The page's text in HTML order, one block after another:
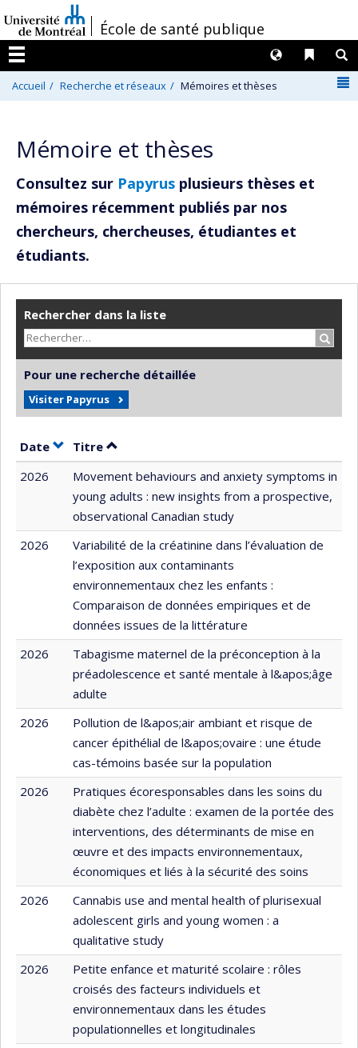
au
contenu
/École de santé publique
Menu
Liens
Langues
Accueil Recherche et réseaux Mémoires et thèses
Mémoire et thèses
Consultez sur Papyrus plusieurs thèses et
mémoires récemment publiés par nos
chercheurs, chercheuses, étudiantes et
étudiants.
Rechercher dans la liste
Pour une recherche détaillée
Visiter Papyrus
Date Trier par date en ordre croissant
Titre Trier par titre en ordre croissant
2026
Movement behaviours and anxiety symptoms in
young adults : new insights from a prospective,
observational Canadian study
2026
Variabilité de la créatinine dans l’évaluation de
l’exposition aux contaminants
environnementaux chez les enfants :
Comparaison de données empiriques et de
données issues de la littérature
2026
Tabagisme maternel de la préconception à la
préadolescence et santé mentale à l&apos;âge
adulte
2026
Pollution de l&apos;air ambiant et risque de
cancer épithélial de l&apos;ovaire : une étude
cas-témoins basée sur la population
2026
Pratiques écoresponsables dans les soins du
diabète chez l’adulte : examen de la portée des
interventions, des déterminants de mise en
œuvre et des impacts environnementaux,
économiques et liés à la sécurité des soins
2026
Cannabis use and mental health of plurisexual
adolescent girls and young women : a
qualitative study
2026
Petite enfance et maturité scolaire : rôles
croisés des facteurs individuels et
environnementaux dans les études
populationnelles et longitudinales